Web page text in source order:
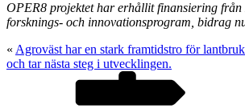
OPER8 projektet har erhållit finansiering
forsknings- och innovationsprogram, bidrag
« Agroväst har en stark framtidstro för
och tar nästa steg i utvecklingen.